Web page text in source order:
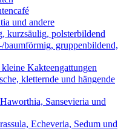
und andere
polsterbildend
gruppenbildend,
Kakteengattungen
kletternde und hängende
Sansevieria und
Echeveria, Sedum und